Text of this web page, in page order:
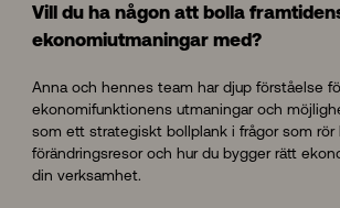
Vill du ha någon att bolla
ekonomiutmaningar med?
Anna och hennes team har djup förståelse
ekonomifunktionens utmaningar och
som ett strategiskt bollplank i frågor som rör
förändringsresor och hur du bygger rätt
din verksamhet.